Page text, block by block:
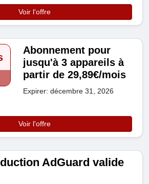
Voir l'offre
Abonnement pour
jusqu'à 3 appareils à
partir de 29,89€/mois
Expirer: décembre 31, 2026
Voir l'offre
AdGuard valide